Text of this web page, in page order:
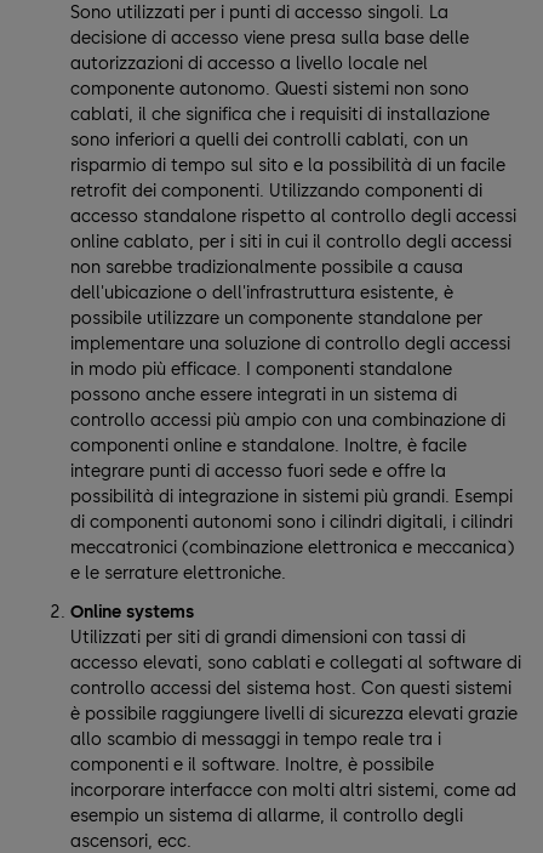
Sono utilizzati per i punti di accesso singoli. La
decisione di accesso viene presa sulla base delle
autorizzazioni di accesso a livello locale nel
componente autonomo. Questi sistemi non sono
cablati, il che significa che i requisiti di installazione
sono inferiori a quelli dei controlli cablati, con un
risparmio di tempo sul sito e la possibilità di un facile
retrofit dei componenti. Utilizzando componenti di
accesso standalone rispetto al controllo degli accessi
online cablato, per i siti in cui il controllo degli accessi
non sarebbe tradizionalmente possibile a causa
dell'ubicazione o dell'infrastruttura esistente, è
possibile utilizzare un componente standalone per
implementare una soluzione di controllo degli accessi
in modo più efficace. I componenti standalone
possono anche essere integrati in un sistema di
controllo accessi più ampio con una combinazione di
componenti online e standalone. Inoltre, è facile
integrare punti di accesso fuori sede e offre la
possibilità di integrazione in sistemi più grandi. Esempi
di componenti autonomi sono i cilindri digitali, i cilindri
meccatronici (combinazione elettronica e meccanica)
e le serrature elettroniche.
Online systems
Utilizzati per siti di grandi dimensioni con tassi di
accesso elevati, sono cablati e collegati al software di
controllo accessi del sistema host. Con questi sistemi
è possibile raggiungere livelli di sicurezza elevati grazie
allo scambio di messaggi in tempo reale tra i
componenti e il software. Inoltre, è possibile
incorporare interfacce con molti altri sistemi, come ad
esempio un sistema di allarme, il controllo degli
ascensori, ecc.